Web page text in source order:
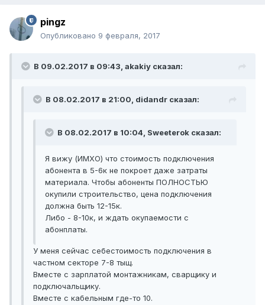
pingz
Опубликовано 9 февраля, 2017
В 09.02.2017 в 09:43, akakiy сказал:
В 08.02.2017 в 21:00, didandr сказал:
В 08.02.2017 в 10:04, Sweeterok сказал:
Я вижу (ИМХО) что стоимость подключения
абонента в 5-6к не покроет даже затраты
материала. Чтобы абоненты ПОЛНОСТЬЮ
окупили строительство, цена подключения
должна быть 12-15к.
Либо - 8-10к, и ждать окупаемости с
абонплаты.
У меня сейчас себестоимость подключения в
частном секторе 7-8 тыщ.
Вместе с зарплатой монтажникам, сварщику и
подключальщику.
Вместе с кабельным где-то 10.